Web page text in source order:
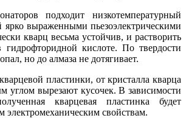
подходит низкотемпературный
выраженными пьезоэлектрическими
кварц весьма устойчив, и растворить
кислоте. По твердости
но до алмаза не дотягивает.
пластинки, от кристалла кварца
углом вырезают кусочек. В зависимости
кварцевая пластинка будет
электромеханическим свойствам.